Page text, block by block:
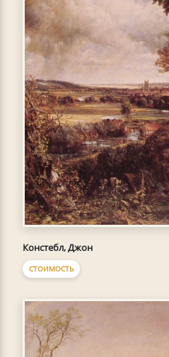
Констебл, Джон
СТОИМОСТЬ